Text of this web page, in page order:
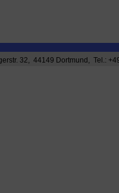
32, 44149 Dortmund, Tel.: